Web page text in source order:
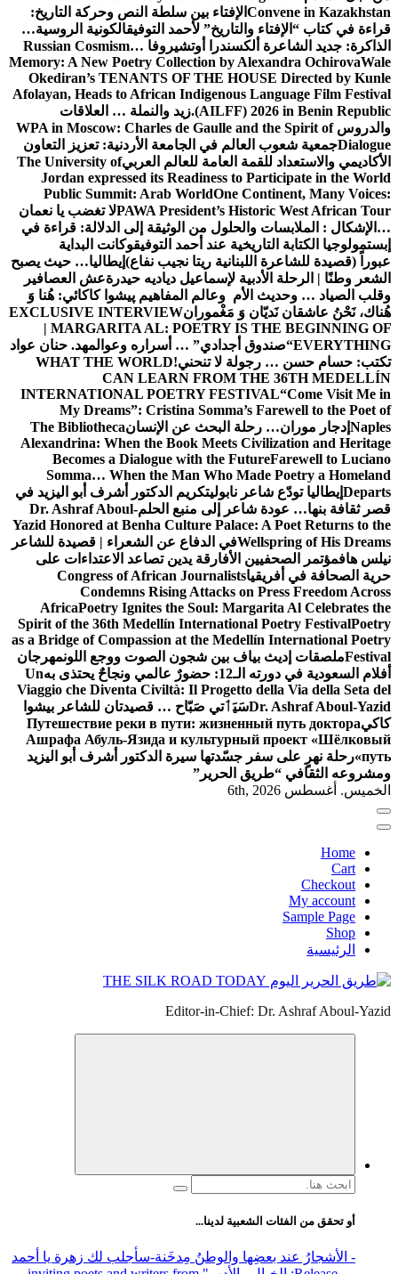
Convene in Kazakhstan الإفتاء بين سلطة النص وحركة التاريخ:
قراءة في كتاب “الإفتاء والتاريخ” لأحمد التوفيقالكونية الروسية…
الذاكرة: جديد الشاعرة ألكسندرا أوتشيروفا Russian Cosmism…
Memory: A New Poetry Collection by Alexandra OchirovaWale
Okediran’s TENANTS OF THE HOUSE Directed by Kunle
Afolayan, Heads to African Indigenous Language Film Festival
(AILFF) 2026 in Benin Republic. زيد والنملة … العلاقات
والدروسWPA in Moscow: Charles de Gaulle and the Spirit of
Dialogueجمعية شعوب العالم في الجامعة الأردنية: تعزيز التعاون
الأكاديمي والاستعداد للقمة العامة للعالم العربيThe University of
Jordan expressed its Readiness to Participate in the World
Public Summit: Arab WorldOne Continent, Many Voices:
PAWA President’s Historic West African Tourلا تغضب يا نعمان
…الإشكال : الملابسات والحلول من الوثيقة إلى الدلالة: قراءة في
إبستمولوجيا الكتابة التاريخية عند أحمد التوفيقوكانت البداية
عبوراً (قصيدة للشاعرة اللبنانية ريتا نجيب نفاع) إيطاليا… حيث يصبح
الشعر وطنًا | الرحلة الأدبية لإسماعيل دياديه حيدرةعش العصافير
وقلب الصياد … وحديث الأم وعالم المفاهيم پیشوا کاکائي: هُنا وَ
هُناك، نَحْنُ عاشقان نَديّان وَ مَغْمورانEXCLUSIVE INTERVIEW
| MARGARITA AL: POETRY IS THE BEGINNING OF
EVERYTHING“صندوق أجدادي” … أسراره وعوالمهد. حنان عواد
تكتب: حسام حسن … رجولة لا تنحني!WHAT THE WORLD
CAN LEARN FROM THE 36TH MEDELLÍN
INTERNATIONAL POETRY FESTIVAL“Come Visit Me in
My Dreams”: Cristina Somma’s Farewell to the Poet of
Naples إدجار موران… رحلة البحث عن الإنسانThe Bibliotheca
Alexandrina: When the Book Meets Civilization and Heritage
Becomes a Dialogue with the FutureFarewell to Luciano
Somma… When the Man Who Made Poetry a Homeland
Departs إيطاليا تودّع شاعر نابوليتكريم الدكتور أشرف أبو اليزيد في
قصر ثقافة بنها… عودة شاعر إلى منبع الحلمDr. Ashraf Aboul-
Yazid Honored at Benha Culture Palace: A Poet Returns to the
Wellspring of His Dreamsفي الدفاع عن الشعراء | قصيدة للشاعر
نيلس هافمؤتمر الصحفيين الأفارقة يدين تصاعد الاعتداءات على
حرية الصحافة في أفريقياCongress of African Journalists
Condemns Rising Attacks on Press Freedom Across
AfricaPoetry Ignites the Soul: Margarita Al Celebrates the
Spirit of the 36th Medellín International Poetry FestivalPoetry
as a Bridge of Compassion at the Medellín International Poetry
Festivalملصقات إديث بياف بين شجون الصوت ووجع اللونمهرجان
أفلام السعودية في دورته الـ12: حضورٌ عالمي ونجاحٌ يحتذى به
Un
Viaggio che Diventa Civiltà: Il Progetto della Via della Seta del
Dr. Ashraf Aboul-Yazidسَيَٲتي صَبّاح … قصيدتان للشاعر بيشوا
كاكيПутешествие реки в пути: жизненный путь доктора
Ашрафа Абуль-Язида и культурный проект «Шёлковый
путь» رحلة نهرٍ على سفر جسّدتها سيرة الدكتور أشرف أبو اليزيد
ومشروعه الثقافي “طريق الحرير”
الخميس. أغسطس 6th, 2026
Home
Cart
Checkout
My account
Sample Page
Shop
الرئيسية
Editor-in-Chief: Dr. Ashraf Aboul-Yazid
البحث
أو تحقق من الفئات الشعبية لدينا...
- الأشجارُ عند بعضِها والوطنُ مِدخَنة-سأجلب لك زهرة يا أحمد